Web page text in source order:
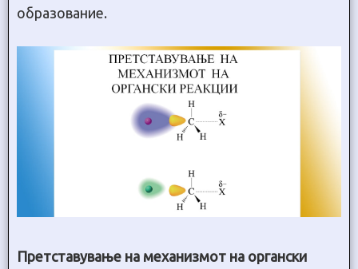
образование.
Претставување на механизмот на органски